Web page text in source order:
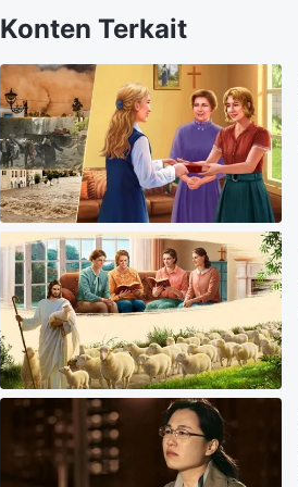
Konten Terkait